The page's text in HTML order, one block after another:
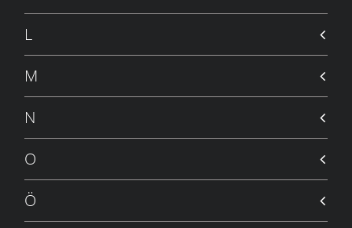
L
M
N
O
Ö